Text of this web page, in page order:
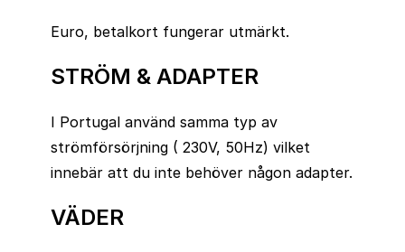
Euro, betalkort fungerar utmärkt.
STRÖM & ADAPTER
I Portugal använd samma typ av
strömförsörjning ( 230V, 50Hz) vilket
innebär att du inte behöver någon adapter.
VÄDER